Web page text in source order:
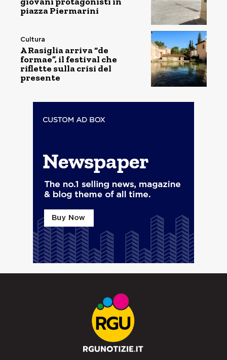
piazza Piermarini
Cultura
A Rasiglia arriva “de
formae”, il festival che
riflette sulla crisi del
presente